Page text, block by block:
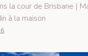
la cour de Brisbane |
à la maison